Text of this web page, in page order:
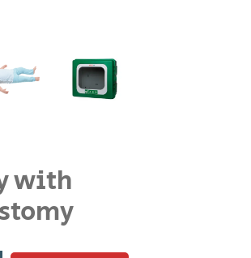
with